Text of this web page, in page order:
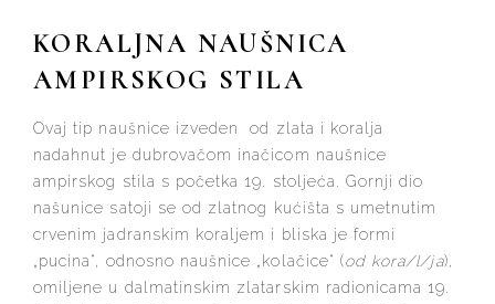
KORALJNA NAUŠNICA
AMPIRSKOG STILA
Ovaj tip naušnice izveden od zlata i koralja
nadahnut je dubrovačom inačicom naušnice
ampirskog stila s početka 19. stoljeća. Gornji dio
našunice satoji se od zlatnog kućišta s umetnutim
crvenim jadranskim koraljem i bliska je formi
„pucina“, odnosno naušnice „kolačice“ (od kora/l/ja),
omiljene u dalmatinskim zlatarskim radionicama 19.